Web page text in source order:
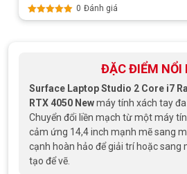
Được xếp
0 Đánh giá
ĐẶC ĐIỂM NỔI
Surface Laptop Studio 2 Core i7
RTX 4050 Newmáy tính xách tay
Chuyển đổi liền mạch từ một máy
cảm ứng 14,4 inch mạnh mẽ sang
cạnh hoàn hảo để giải trí hoặc sang
tạo để vẽ.